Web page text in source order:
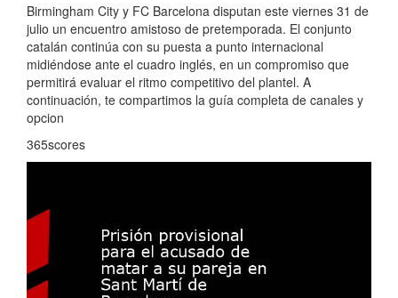
Birmingham City y FC Barcelona disputan este viernes 31 de
julio un encuentro amistoso de pretemporada. El conjunto
catalán continúa con su puesta a punto internacional
midiéndose ante el cuadro inglés, en un compromiso que
permitirá evaluar el ritmo competitivo del plantel. A
continuación, te compartimos la guía completa de canales y
opcion
365scores